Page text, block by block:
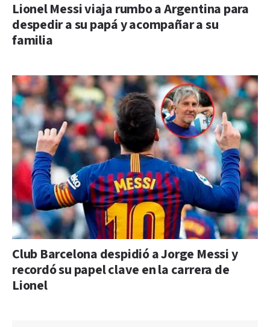
Lionel Messi viaja rumbo a Argentina para
despedir a su papá y acompañar a su
familia
Club Barcelona despidió a Jorge Messi y
recordó su papel clave en la carrera de
Lionel